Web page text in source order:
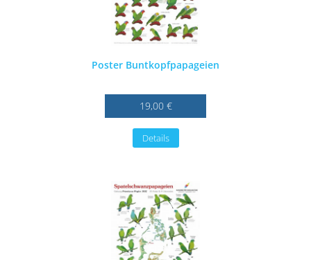
Poster Buntkopfpapageien
19,00 €
Details